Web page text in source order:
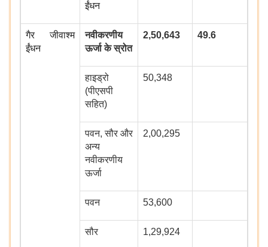
ईंधन
गैर जीवाश्म
ईंधन
नवीकरणीय
ऊर्जा के स्रोत
2,50,643 49.6
हाइड्रो
(पीएसपी
सहित)
50,348
पवन, सौर और
अन्य
नवीकरणीय
ऊर्जा
2,00,295
पवन 53,600
सौर 1,29,924